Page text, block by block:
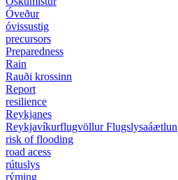
Óveður
óvissustig
precursors
Preparedness
Rain
Rauði krossinn
Report
resilience
Reykjanes
Reykjavíkurflugvöllur Flugslysaáætlun
risk of flooding
road acess
rútuslys
rýming